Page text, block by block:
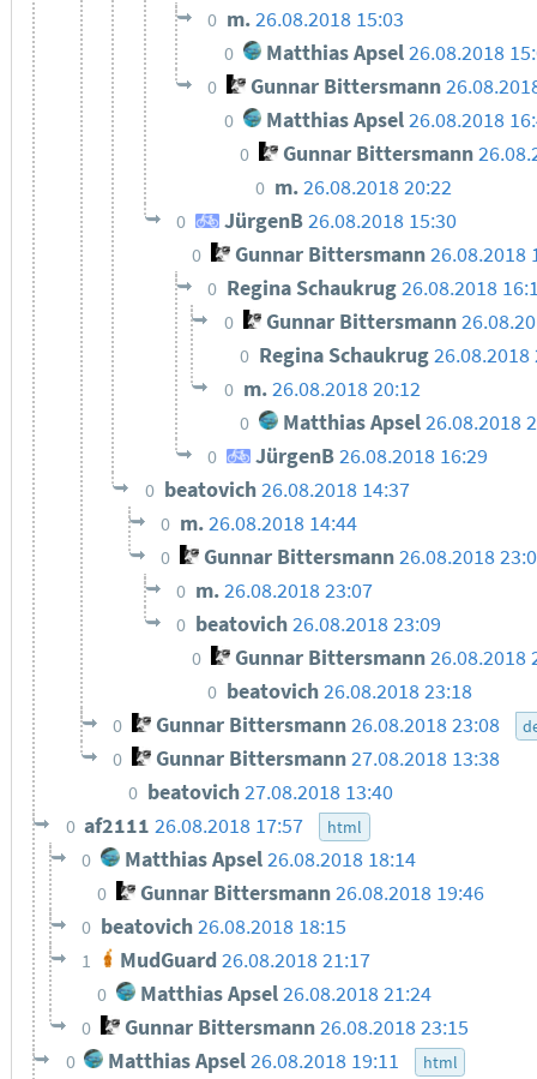
0 m.26.08.2018 15:03
0 Matthias Apsel26.08.2018
0 Gunnar Bittersmann
0 Matthias Apsel26.08.2018
0 Gunnar Bittersmann
0 m.26.08.2018 20:22
0 JürgenB26.08.2018 15:30
0 Gunnar Bittersmann26.08.2018
0 Regina Schaukrug26.08.2018
0 Gunnar Bittersmann
0 Regina Schaukrug26.08.2018
0 m.26.08.2018 20:12
0 Matthias Apsel 26.08.2018
0 JürgenB26.08.2018 16:29
0 beatovich26.08.2018 14:37
0 m.26.08.2018 14:44
0 Gunnar Bittersmann 26.08.2018
0 m.26.08.2018 23:07
0 beatovich26.08.2018 23:09
0 Gunnar Bittersmann26.08.2018
0 beatovich26.08.2018 23:18
0 Gunnar Bittersmann26.08.2018 23:08
0 Gunnar Bittersmann27.08.2018 13:38
0 beatovich27.08.2018 13:40
0 af211126.08.2018 17:57 html
0 Matthias Apsel 26.08.2018 18:14
0 Gunnar Bittersmann26.08.2018 19:46
0 beatovich26.08.2018 18:15
1 MudGuard 26.08.2018 21:17
0 Matthias Apsel26.08.2018 21:24
0 Gunnar Bittersmann 26.08.2018 23:15
0 Matthias Apsel26.08.2018 19:11 html